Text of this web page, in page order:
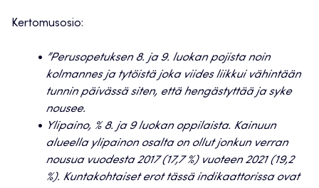
Kertomusosio:
”Perusopetuksen 8. ja 9. luokan pojista noin
kolmannes ja tytöistä joka viides liikkui vähintään
tunnin päivässä siten, että hengästyttää ja syke
nousee.
Ylipaino, % 8. ja 9 luokan oppilaista. Kainuun
alueella ylipainon osalta on ollut jonkun verran
nousua vuodesta 2017 (17,7 %) vuoteen 2021 (19,2
%). Kuntakohtaiset erot tässä indikaattorissa ovat